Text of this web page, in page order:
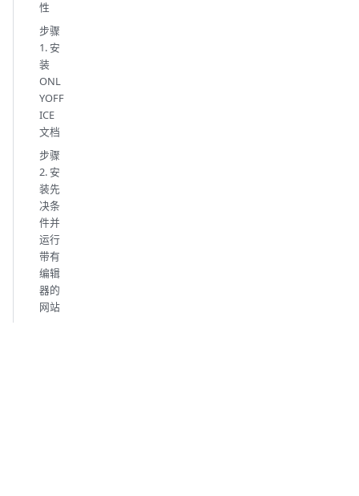
性
步骤
1. 安
装
ONL
YOFF
ICE
文档
步骤
2. 安
装先
决条
件并
运行
带有
编辑
器的
网站